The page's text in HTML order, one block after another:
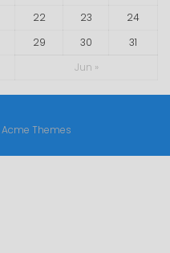
Jun »
22 23
24
29 30 31
Acme Themes